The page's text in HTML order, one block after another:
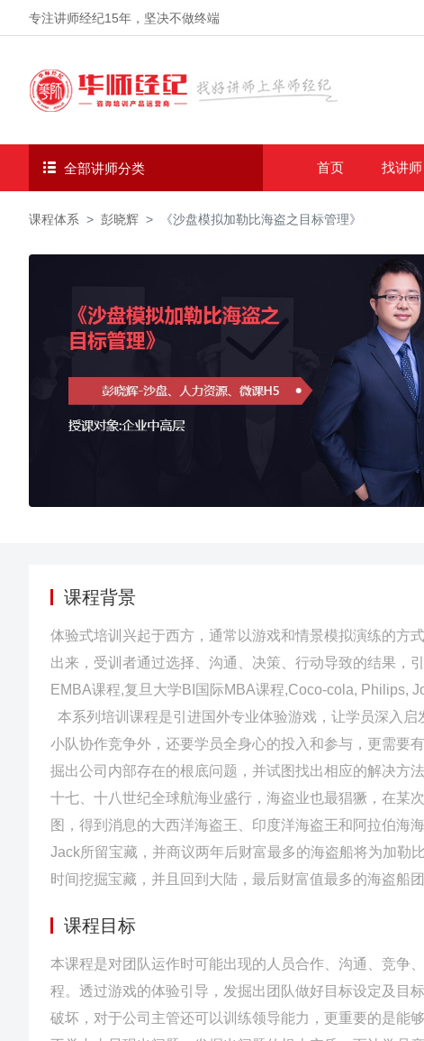
专注讲师经纪15年 ，坚决不做终端
全部讲师分类 首页 找讲师
课程体系 彭晓辉 《沙盘模拟加勒比海盗之目标管理》
课程背景
体验式培训兴起于西方，通常以游戏和情景模拟演练的方
出来，受训者通过选择、沟通、决策、行动导致的结果，
EMBA课程,复旦大学BI国际MBA课程,Coco-cola, Philips,
本系列培训课程是引进国外专业体验游戏，让学员深入
小队协作竞争外，还要学员全身心的投入和参与，更需要
掘出公司内部存在的根底问题，并试图找出相应的解决方
十七、十八世纪全球航海业盛行，海盗业也最猖獗，在某
图，得到消息的大西洋海盗王、印度洋海盗王和阿拉伯海
Jack所留宝藏，并商议两年后财富最多的海盗船将为加勒
时间挖掘宝藏，并且回到大陆，最后财富值最多的海盗船
课程目标
本课程是对团队运作时可能出现的人员合作、沟通、竞争
程。透过游戏的体验引导，发掘出团队做好目标设定及目
破坏，对于公司主管还可以训练领导能力，更重要的是能